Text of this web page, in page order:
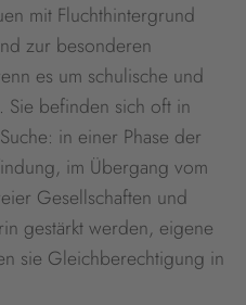
mit Fluchthintergrund
zur besonderen
es um schulische und
Sie befinden sich oft in
in einer Phase der
im Übergang vom
Gesellschaften und
gestärkt werden, eigene
sie Gleichberechtigung in